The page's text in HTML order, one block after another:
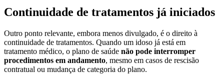
Continuidade de tratamentos já iniciados
Outro ponto relevante, embora menos divulgado, é o direito à
continuidade de tratamentos. Quando um idoso já está em
tratamento médico, o plano de saúde não pode interromper
procedimentos em andamento, mesmo em casos de rescisão
contratual ou mudança de categoria do plano.